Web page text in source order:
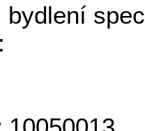
bydlení